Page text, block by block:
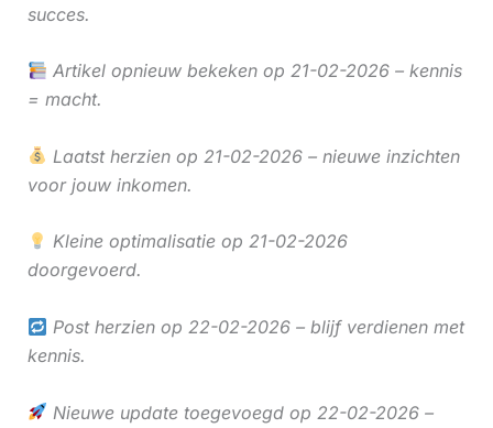
succes.
Artikel opnieuw bekeken op 21-02-2026 – kennis
= macht.
Laatst herzien op 21-02-2026 – nieuwe inzichten
voor jouw inkomen.
Kleine optimalisatie op 21-02-2026
doorgevoerd.
Post herzien op 22-02-2026 – blijf verdienen met
kennis.
Nieuwe update toegevoegd op 22-02-2026 –